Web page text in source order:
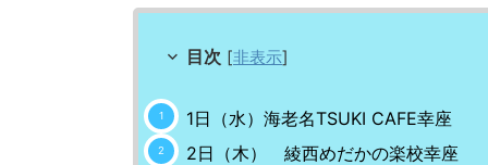
目次 [非表示]
1日（水）海老名TSUKI CAFE幸座
2日（木） 綾西めだかの楽校幸座